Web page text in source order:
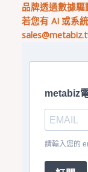
品牌透過數據驅
若您有 AI 或系
metabiz
請輸入您的